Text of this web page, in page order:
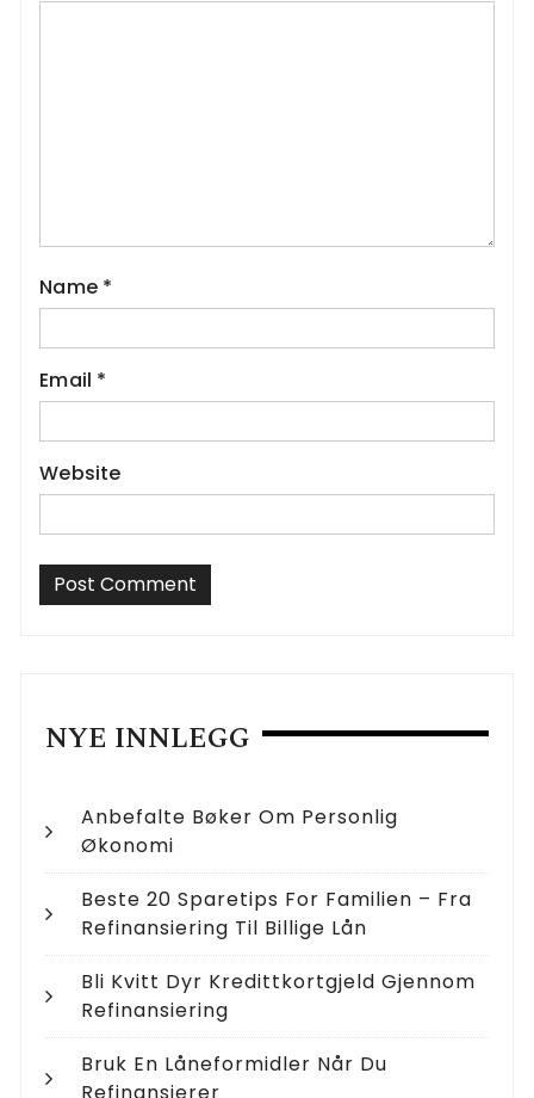
Name *
Email *
Website
NYE INNLEGG
Anbefalte Bøker Om Personlig
Økonomi
Beste 20 Sparetips For Familien – Fra
Refinansiering Til Billige Lån
Bli Kvitt Dyr Kredittkortgjeld Gjennom
Refinansiering
Bruk En Låneformidler Når Du